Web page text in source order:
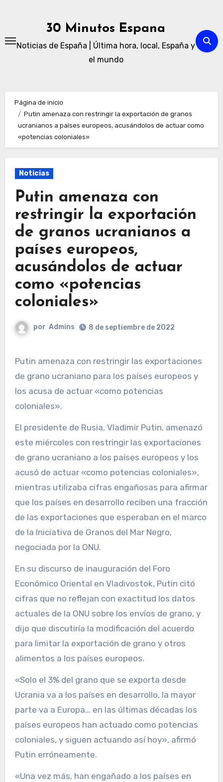
30 Minutos Espana
Noticias de España | Última hora, local, España y
el mundo
Página de inicio
Putin amenaza con restringir la exportación de granos
ucranianos a países europeos, acusándolos de actuar como
«potencias coloniales»
Noticias
Putin amenaza con
restringir la exportación
de granos ucranianos a
países europeos,
acusándolos de actuar
como «potencias
coloniales»
por Admins 8 de septiembre de 2022
Putin amenaza con restringir las exportaciones
de grano ucraniano para los países europeos y
los acusa de actuar «como potencias
coloniales».
El presidente de Rusia, Vladimir Putin, amenazó
este miércoles con restringir las exportaciones
de grano ucraniano a los países europeos y los
acusó de actuar «como potencias coloniales»,
mientras utilizaba cifras engañosas para afirmar
que los países en desarrollo reciben una fracción
de las exportaciones que esperaban en el marco
de la Iniciativa de Granos del Mar Negro,
negociada por la ONU.
En su discurso de inauguración del Foro
Económico Oriental en Vladivostok, Putin citó
cifras que no reflejan con exactitud los datos
actuales de la ONU sobre los envíos de grano, y
dijo que discutiría la modificación del acuerdo
para limitar la exportación de grano y otros
alimentos a los países europeos.
«Solo el 3% del grano que se exporta desde
Ucrania va a los países en desarrollo, la mayor
parte va a Europa… en las últimas décadas los
países europeos han actuado como potencias
coloniales, y siguen actuando así hoy», afirmó
Putin erróneamente.
«Una vez más, han engañado a los países en